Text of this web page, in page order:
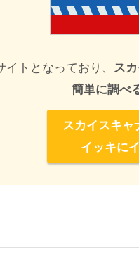
トとなっており、
ス
簡単に調べ
スカイスキャ
イッキに